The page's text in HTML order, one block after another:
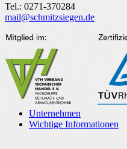
Tel.: 0271-370284
mail@schmitzsiegen.de
Unternehmen
Wichtige Informationen